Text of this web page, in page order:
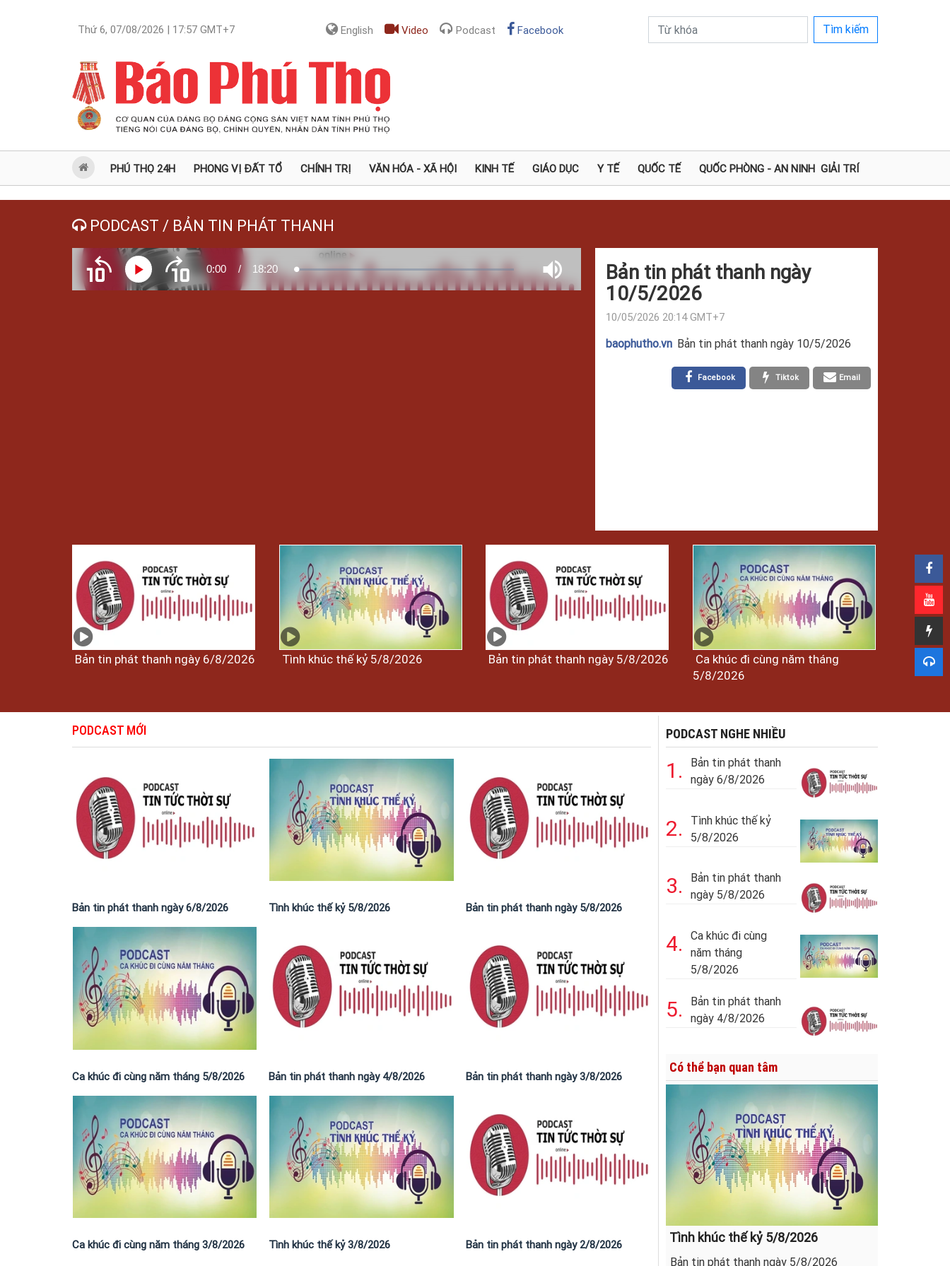
Thứ 6, 07/08/2026 | 17:57 GMT+7 English Video Podcast Facebook Tìm kiếm
PHÚ THỌ 24H PHONG VỊ ĐẤT TỔ CHÍNH TRỊ VĂN HÓA - XÃ HỘI KINH TẾ GIÁO DỤC Y TẾ QUỐC TẾ QUỐC PHÒNG - AN NINH GIẢI TRÍ
PODCAST / BẢN TIN PHÁT THANH
Tua
ngược
Play
Tua
xuôi
10
Current
0:00 / Duration
18:20 Loaded:
Mute
Bản tin phát thanh ngày
10/5/2026
10/05/2026 20:14 GMT+7
baophutho.vn Bản tin phát thanh ngày 10/5/2026
Email
Tiktok
Facebook
Bản tin phát thanh ngày 6/8/2026 Tình khúc thế kỷ 5/8/2026 Bản tin phát thanh ngày 5/8/2026
Ca khúc đi cùng năm tháng
5/8/2026
PODCAST MỚI
Bản tin phát thanh ngày 6/8/2026 Tình khúc thế kỷ 5/8/2026 Bản tin phát thanh ngày 5/8/2026
Ca khúc đi cùng năm tháng 5/8/2026 Bản tin phát thanh ngày 4/8/2026 Bản tin phát thanh ngày 3/8/2026
Ca khúc đi cùng năm tháng 3/8/2026 Tình khúc thế kỷ 3/8/2026 Bản tin phát thanh ngày 2/8/2026
PODCAST NGHE NHIỀU
1.
Bản tin phát thanh
ngày 6/8/2026
2.
Tình khúc thế kỷ
5/8/2026
3.
Bản tin phát thanh
ngày 5/8/2026
4.
Ca khúc đi cùng
năm tháng
5/8/2026
5.
Bản tin phát thanh
ngày 4/8/2026
Có thể bạn quan tâm
Tình khúc thế kỷ 5/8/2026
Bản tin phát thanh ngày 5/8/2026